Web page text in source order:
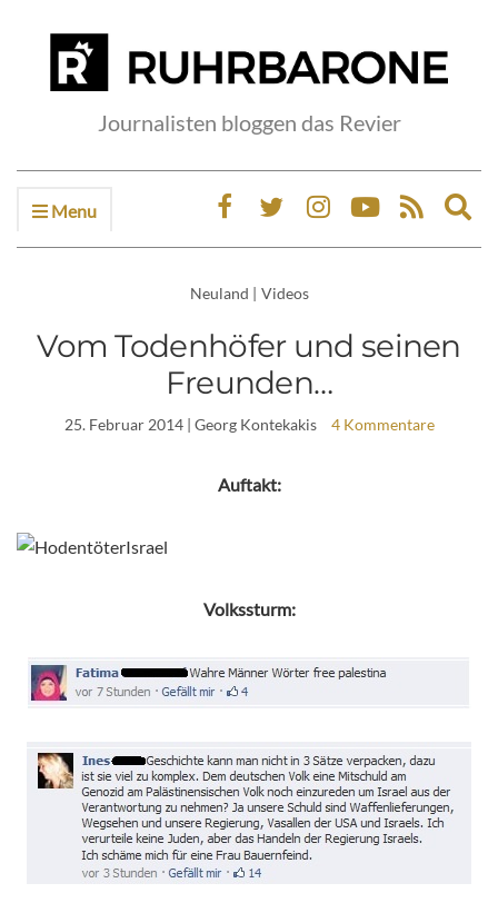
Journalisten bloggen das Revier
Menu
Neuland | Videos
Vom Todenhöfer und seinen
Freunden…
25. Februar 2014| Georg Kontekakis 4 Kommentare
Auftakt:
Volkssturm: